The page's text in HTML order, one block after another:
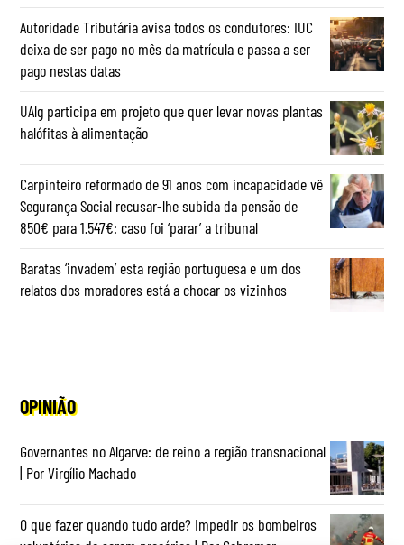
Autoridade Tributária avisa todos os condutores: IUC
deixa de ser pago no mês da matrícula e passa a ser
pago nestas datas
UAlg participa em projeto que quer levar novas plantas
halófitas à alimentação
Carpinteiro reformado de 91 anos com incapacidade vê
Segurança Social recusar-lhe subida da pensão de
850€ para 1.547€: caso foi ‘parar’ a tribunal
Baratas ‘invadem’ esta região portuguesa e um dos
relatos dos moradores está a chocar os vizinhos
OPINIÃO
Governantes no Algarve: de reino a região transnacional
| Por Virgílio Machado
O que fazer quando tudo arde? Impedir os bombeiros